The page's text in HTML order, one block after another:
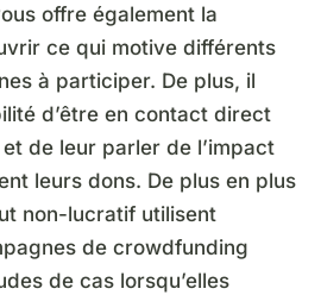
offre également la
ce qui motive différents
à participer. De plus, il
d’être en contact direct
de leur parler de l’impact
leurs dons. De plus en plus
non-lucratif utilisent
de crowdfunding
de cas lorsqu’elles